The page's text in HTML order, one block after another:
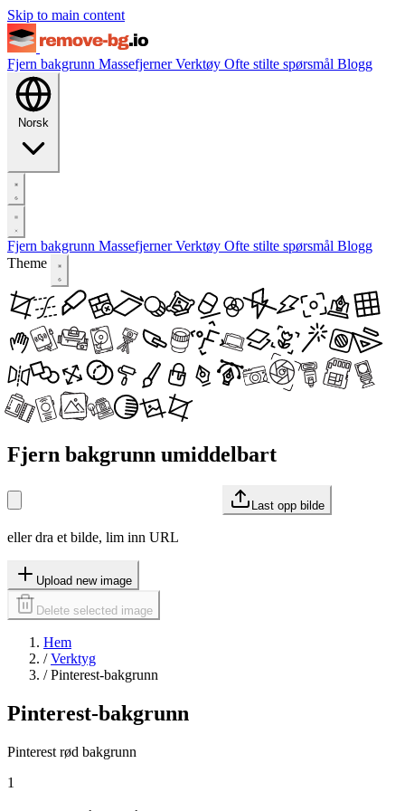
Skip to main content
Fjern bakgrunn MassefjernerVerktøy Ofte stilte spørsmål Blogg
Norsk
Fjern bakgrunn MassefjernerVerktøy Ofte stilte spørsmål Blogg
Theme
Fjern bakgrunn umiddelbart
Last opp bilde
eller dra et bilde, lim inn URL
Upload new image
Delete selected image
Hem
/ Verktyg
/ Pinterest-bakgrunn
Pinterest-bakgrunn
Pinterest rød bakgrunn
1